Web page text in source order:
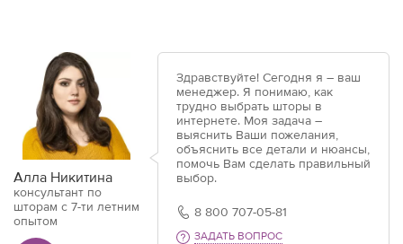
Алла Никитина
консультант по
шторам с 7-ти летним
опытом
Здравствуйте! Сегодня я – ваш
менеджер. Я понимаю, как
трудно выбрать шторы в
интернете. Моя задача –
выяснить Ваши пожелания,
объяснить все детали и нюансы,
помочь Вам сделать правильный
выбор.
8 800 707-05-81
ЗАДАТЬ ВОПРОС